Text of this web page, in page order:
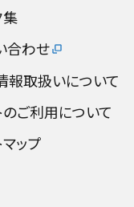
集
合わせ
報取扱いについて
のご利用について
ップ